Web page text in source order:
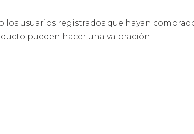
los usuarios registrados que hayan
pueden hacer una valoración.